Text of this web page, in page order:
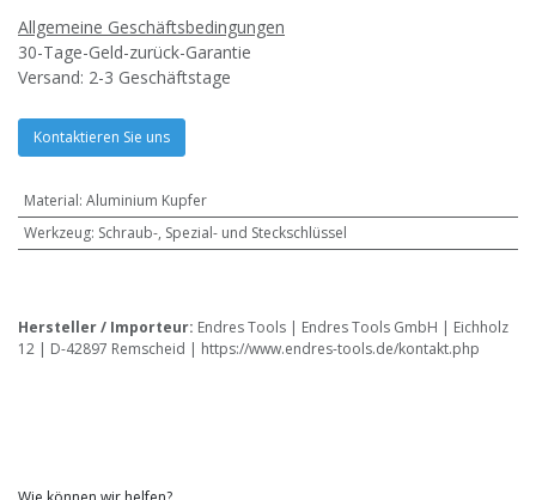
Allgemeine Geschäftsbedingungen
30-Tage-Geld-zurück-Garantie
Versand: 2-3 Geschäftstage
Kontaktieren Sie uns
Material: Aluminium Kupfer
Werkzeug: Schraub-, Spezial- und Steckschlüssel
Hersteller / Importeur: Endres Tools | Endres Tools GmbH | Eichholz
12 | D-42897 Remscheid | https://www.endres-tools.de/kontakt.php